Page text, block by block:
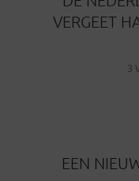
VERGEET
3
EEN